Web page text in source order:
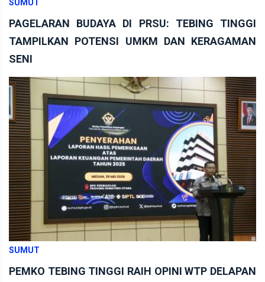
SUMUT
PAGELARAN BUDAYA DI PRSU: TEBING TINGGI
TAMPILKAN POTENSI UMKM DAN KERAGAMAN
SENI
SUMUT
PEMKO TEBING TINGGI RAIH OPINI WTP DELAPAN